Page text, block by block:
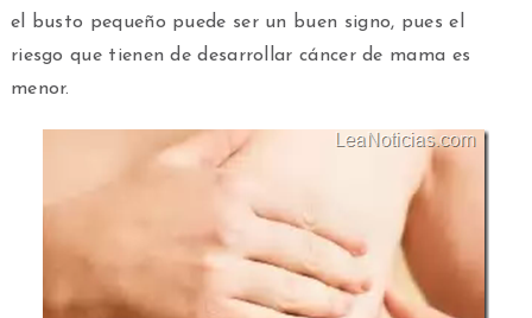
el busto pequeño puede ser un buen signo, pues el
riesgo que tienen de desarrollar cáncer de mama es
menor.